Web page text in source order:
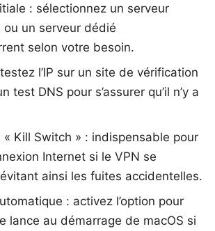
: sélectionnez un serveur
ou un serveur dédié
selon votre besoin.
l’IP sur un site de vérification
test DNS pour s’assurer qu’il n’y a
Kill Switch » : indispensable pour
Internet si le VPN se
ainsi les fuites accidentelles.
: activez l’option pour
lance au démarrage de macOS si